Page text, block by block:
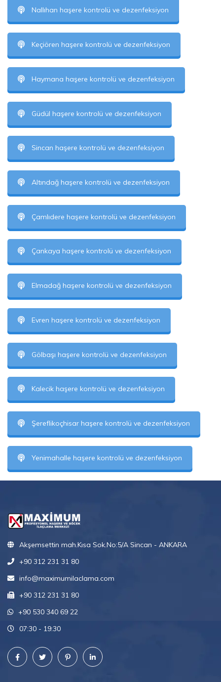
Nallıhan haşere kontrolü ve dezenfeksiyon
Keçiören haşere kontrolü ve dezenfeksiyon
Haymana haşere kontrolü ve dezenfeksiyon
Güdül haşere kontrolü ve dezenfeksiyon
Sincan haşere kontrolü ve dezenfeksiyon
Altındağ haşere kontrolü ve dezenfeksiyon
Çamlıdere haşere kontrolü ve dezenfeksiyon
Çankaya haşere kontrolü ve dezenfeksiyon
Elmadağ haşere kontrolü ve dezenfeksiyon
Evren haşere kontrolü ve dezenfeksiyon
Gölbaşı haşere kontrolü ve dezenfeksiyon
Kalecik haşere kontrolü ve dezenfeksiyon
Şereflikoçhisar haşere kontrolü ve dezenfeksiyon
Yenimahalle haşere kontrolü ve dezenfeksiyon
Akşemsettin mah.Kısa Sok.No:5/A Sincan - ANKARA
+90 312 231 31 80
info@maximumilaclama.com
+90 312 231 31 80
+90 530 340 69 22
07:30 - 19:30